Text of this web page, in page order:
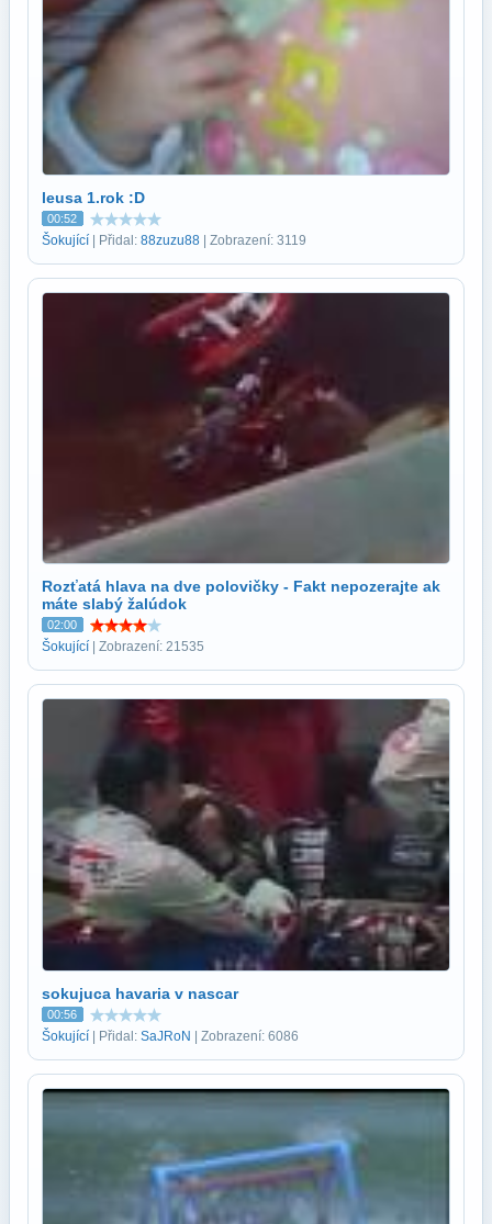
leusa 1.rok :D
00:52
Šokující | Přidal: 88zuzu88 | Zobrazení: 3119
Rozťatá hlava na dve polovičky - Fakt nepozerajte ak
máte slabý žalúdok
02:00
Šokující | Zobrazení: 21535
sokujuca havaria v nascar
00:56
Šokující | Přidal: SaJRoN | Zobrazení: 6086